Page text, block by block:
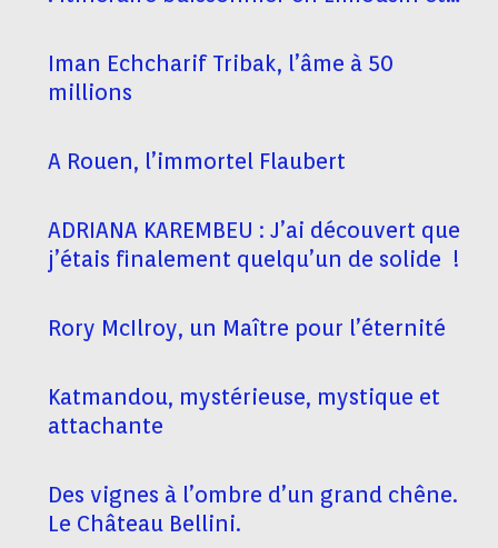
Iman Echcharif Tribak, l’âme à 50
millions
A Rouen, l’immortel Flaubert
ADRIANA KAREMBEU : J’ai découvert que
j’étais finalement quelqu’un de solide !
Rory McIlroy, un Maître pour l’éternité
Katmandou, mystérieuse, mystique et
attachante
Des vignes à l’ombre d’un grand chêne.
Le Château Bellini.